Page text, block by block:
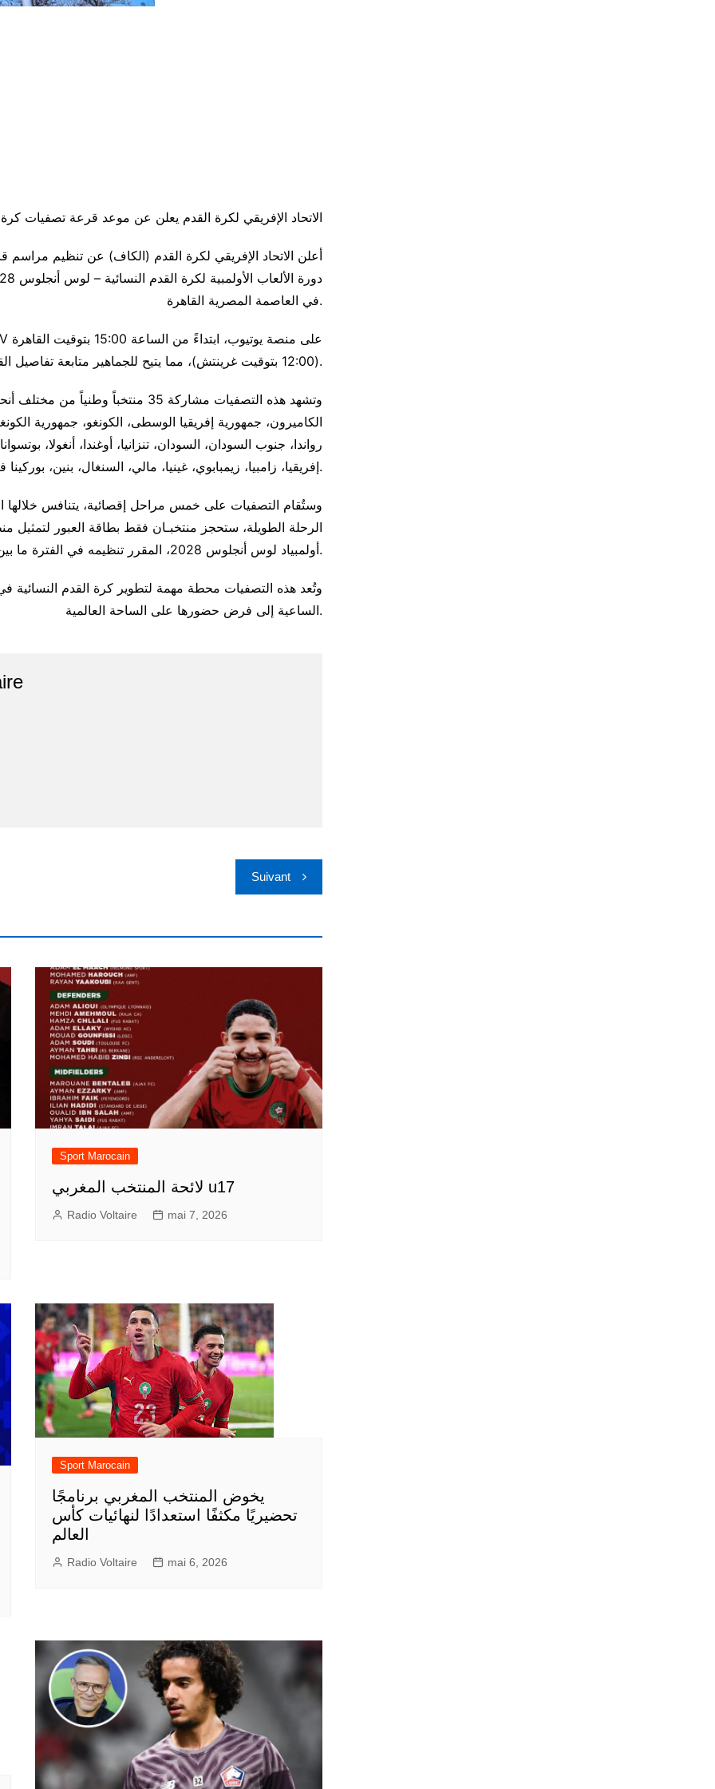
الاتحاد الإفريقي لكرة القدم يعلن عن موعد قرعة تصفيات كرة
أعلن الاتحاد الإفريقي لكرة القدم (الكاف) عن تنظيم مراسم
في العاصمة المصرية القاهرة.
(12:00 بتوقيت غرينتش)، مما يتيح للجماهير متابعة تفاصيل القرعة لحظة بلحظة.
وتشهد هذه التصفيات مشاركة 35
الكاميرون، جمهورية إفريقيا الوسطى، الكونغو، جمهورية الكونغو
رواندا، جنوب السودان، السودان، تنزانيا، أوغندا، أنغولا،
إفريقيا، زامبيا، زيمبابوي، غينيا، مالي، السنغال، بنين، بوركينا فاسو، كوت ديفوار، غانا، نيجيريا، وموريشيوس.
وستُقام التصفيات على خمس مراحل إقصائية، يتنافس خلالها
الرحلة الطويلة، ستحجز منتخبـان فقط بطاقة العبور
أولمبياد لوس أنجلوس 2028، المقرر تنظيمه في الفترة ما بين 11 و29 يوليوز 2028.
وتُعد هذه التصفيات محطة مهمة لتطوير كرة القدم النسائية في
الساعية إلى فرض حضورها على الساحة العالمية.
Suivant
Sport Marocain
لائحة المنتخب المغربي u17
Radio Voltaire mai 7, 2026
Sport Marocain
يخوض المنتخب المغربي برنامجًا
تحضيريًا مكثفًا استعدادًا لنهائيات كأس
العالم
Radio Voltaire mai 6, 2026